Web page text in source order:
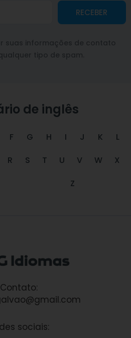
RECEBER
de inglês
F G H I J K
L
R S T U V W
X
Z
Contato:
sociais: